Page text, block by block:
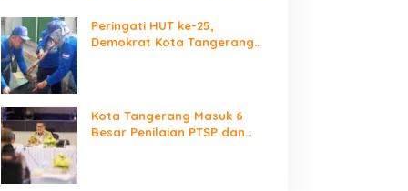
Peringati HUT ke-25,
Demokrat Kota Tangerang
Kota Tangerang Masuk 6
Besar Penilaian PTSP dan